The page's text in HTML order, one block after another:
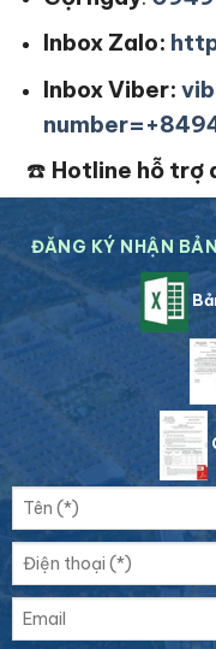
Inbox Zalo:
Inbox Viber:
☎️ Hotline hỗ trợ
ĐĂNG KÝ NHẬN